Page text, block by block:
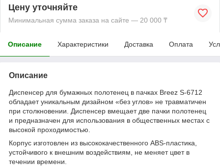
Цену уточняйте
Минимальная сумма заказа на сайте — 20 000 ₸
Описание Характеристики Доставка Оплата
Описание
Диспенсер для бумажных полотенец в пачках Breez S-6712
обладает уникальным дизайном «без углов» не травматичен
при столкновении. Диспенсер вмещает две пачки полотенец
и предназначен для использования в общественных местах с
высокой проходимостью.
Корпус изготовлен из высококачественного ABS-пластика,
устойчивого к внешним воздействиям, не меняет цвет в
течении времени.